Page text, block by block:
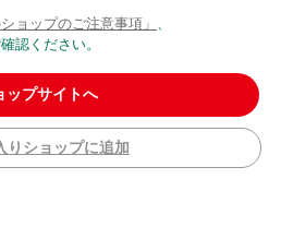
ショップのご注意事項」 、
認ください。
ップサイトへ
りショップに追加